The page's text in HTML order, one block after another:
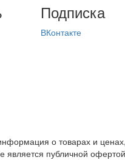
Подписка
ВКонтакте
о товарах и
публичной